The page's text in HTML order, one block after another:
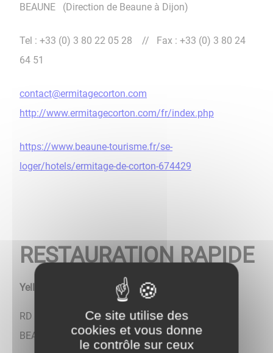
BEAUNE (Direction de Beaune à Dijon)
Tel : +33 (0) 3 80 22 05 28 // Fax : +33 (0) 3 80 24
64 51
contact@ermitagecorton.com
http://www.ermitagecorton.com/fr/index.php
https://www.beaune-tourisme.fr/se-
loger/hotels/ermitage-de-corton-674429
RESTAURATION RAPIDE
Yellow Bus Burger
RD 974 - Route de DIJON 21200 CHOREY-LES-
BEAUNE (Direction de Beaune à Dijon)
Ce site utilise des
cookies et vous donne
le contrôle sur ceux